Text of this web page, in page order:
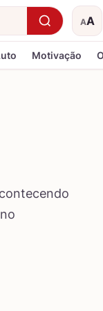
AA
Motivação